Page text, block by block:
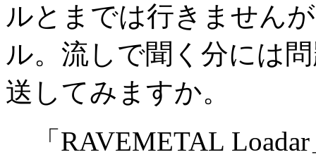
ルとまでは行きません
ル。流しで聞く分には
送してみますか。
「RAVEMETAL